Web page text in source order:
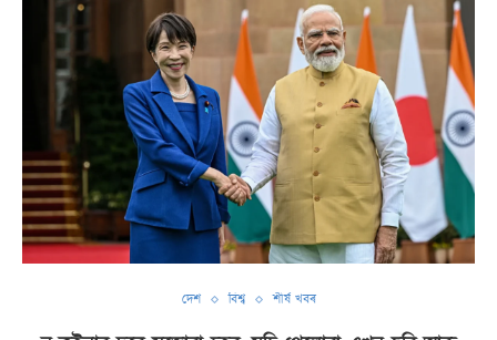
দেশ বিশ্ব শীৰ্ষ খবৰ